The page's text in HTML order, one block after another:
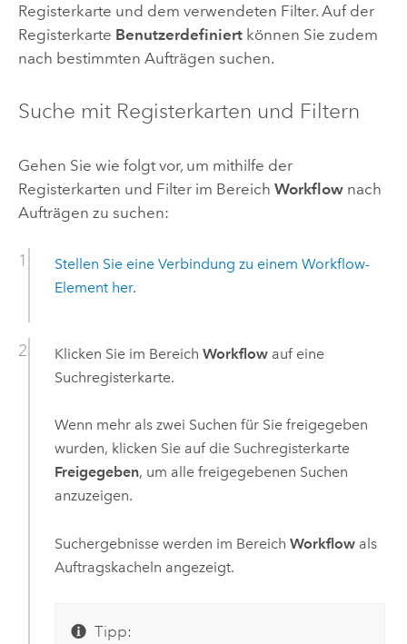
Registerkarte und dem verwendeten Filter. Auf der
Registerkarte Benutzerdefiniertkönnen Sie zudem
nach bestimmten Aufträgen suchen.
Suche mit Registerkarten und Filtern
Gehen Sie wie folgt vor, um mithilfe der
Registerkarten und Filter im Bereich Workflownach
Aufträgen zu suchen:
Stellen Sie eine Verbindung zu einem Workflow-
Element her.
Klicken Sie im Bereich Workflowauf eine
Suchregisterkarte.
Wenn mehr als zwei Suchen für Sie freigegeben
wurden, klicken Sie auf die Suchregisterkarte
Freigegeben, um alle freigegebenen Suchen
anzuzeigen.
Suchergebnisse werden im Bereich Workflowals
Auftragskacheln angezeigt.
Tipp: